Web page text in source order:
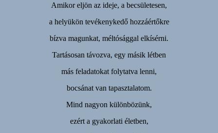
Amikor eljön az ideje, a becsületesen,
a helyükön tevékenykedő hozzáértőkre
bízva magunkat, méltósággal elkísérni.
Tartásosan távozva, egy másik létben
más feladatokat folytatva lenni,
bocsánat van tapasztalatom.
Mind nagyon különbözünk,
ezért a gyakorlati életben,